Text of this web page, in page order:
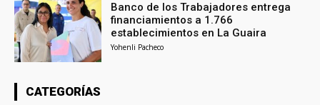
Banco de los Trabajadores entrega
financiamientos a 1.766
establecimientos en La Guaira
Yohenli Pacheco
CATEGORÍAS